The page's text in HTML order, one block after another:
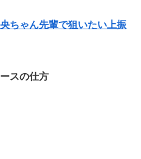
ちゃん先輩で狙いたい上振
スの仕方